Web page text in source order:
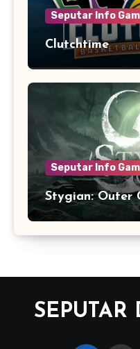
Seputar Info
Clutchtime
Seputar Info
Stygian: Outer